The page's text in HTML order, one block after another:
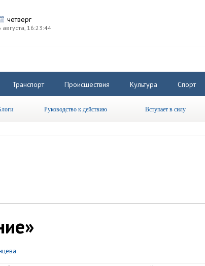
четверг
августа, 16:23:45
Транспорт Происшествия Культура Спорт
Руководство к действию Вступает в силу